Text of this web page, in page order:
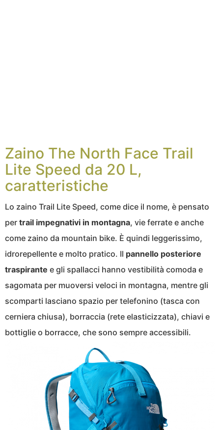
Zaino The North Face Trail
Lite Speed da 20 L,
caratteristiche
Lo zaino Trail Lite Speed, come dice il nome, è pensato
per trail impegnativi in montagna, vie ferrate e anche
come zaino da mountain bike. È quindi leggerissimo,
idrorepellente e molto pratico. Il pannello posteriore
traspirante e gli spallacci hanno vestibilità comoda e
sagomata per muoversi veloci in montagna, mentre gli
scomparti lasciano spazio per telefonino (tasca con
cerniera chiusa), borraccia (rete elasticizzata), chiavi e
bottiglie o borracce, che sono sempre accessibili.